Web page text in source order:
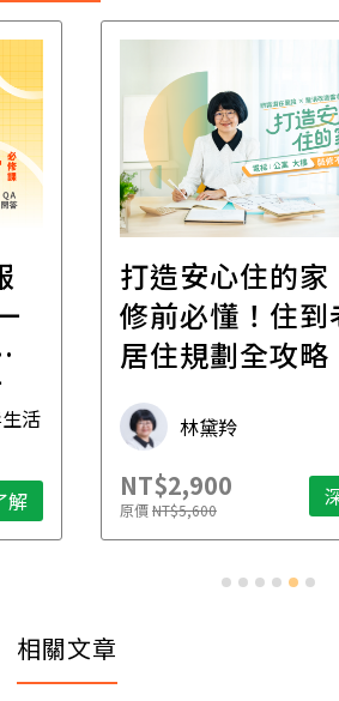
活
解
打造安心住的家
修前必懂！住到
居住規劃全攻略
林黛羚
NT$2,900
原價NT$5,600
相關文章